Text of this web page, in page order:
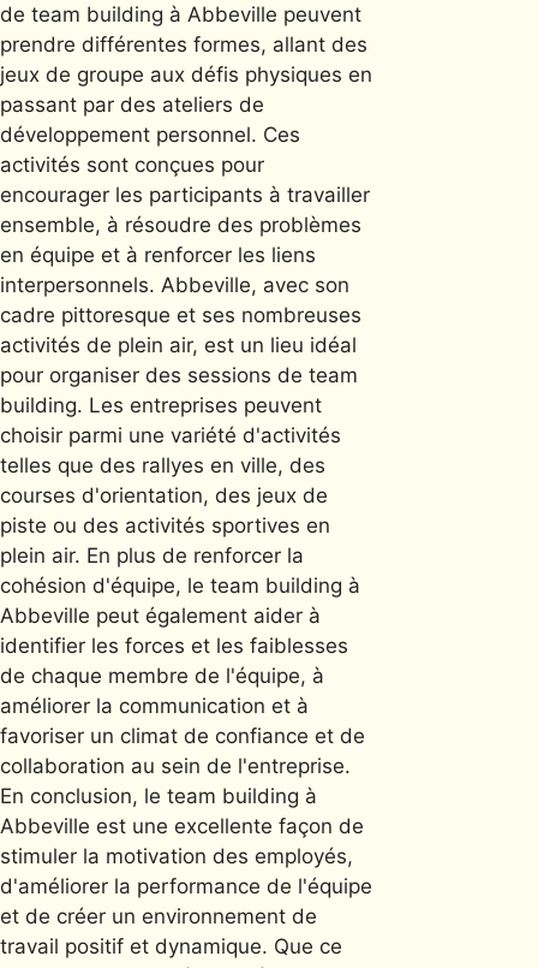
de team building à Abbeville peuvent
prendre différentes formes, allant des
jeux de groupe aux défis physiques en
passant par des ateliers de
développement personnel. Ces
activités sont conçues pour
encourager les participants à travailler
ensemble, à résoudre des problèmes
en équipe et à renforcer les liens
interpersonnels. Abbeville, avec son
cadre pittoresque et ses nombreuses
activités de plein air, est un lieu idéal
pour organiser des sessions de team
building. Les entreprises peuvent
choisir parmi une variété d'activités
telles que des rallyes en ville, des
courses d'orientation, des jeux de
piste ou des activités sportives en
plein air. En plus de renforcer la
cohésion d'équipe, le team building à
Abbeville peut également aider à
identifier les forces et les faiblesses
de chaque membre de l'équipe, à
améliorer la communication et à
favoriser un climat de confiance et de
collaboration au sein de l'entreprise.
En conclusion, le team building à
Abbeville est une excellente façon de
stimuler la motivation des employés,
d'améliorer la performance de l'équipe
et de créer un environnement de
travail positif et dynamique. Que ce